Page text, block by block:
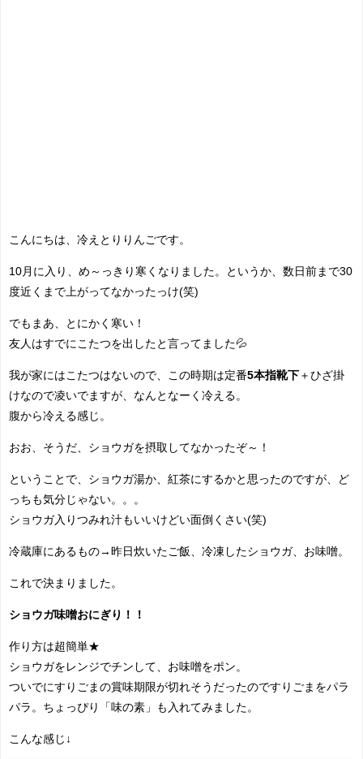
こんにちは、冷えとりりんごです。
10月に入り、め～っきり寒くなりました。というか、数日前まで30
度近くまで上がってなかったっけ(笑)
でもまあ、とにかく寒い！
友人はすでにこたつを出したと言ってました💦
我が家にはこたつはないので、この時期は定番5本指靴下 ＋ひざ掛
けなので凌いでますが、なんとなーく冷える。
腹から冷える感じ。
おお、そうだ、ショウガを摂取してなかったぞ～！
ということで、ショウガ湯か、紅茶にするかと思ったのですが、ど
っちも気分じゃない。。。
ショウガ入りつみれ汁もいいけどい面倒くさい(笑)
冷蔵庫にあるもの→昨日炊いたご飯、冷凍したショウガ、お味噌。
これで決まりました。
ショウガ味噌おにぎり！！
作り方は超簡単★
ショウガをレンジでチンして、お味噌をポン。
ついでにすりごまの賞味期限が切れそうだったのですりごまをパラ
パラ。ちょっぴり「味の素」も入れてみました。
こんな感じ↓